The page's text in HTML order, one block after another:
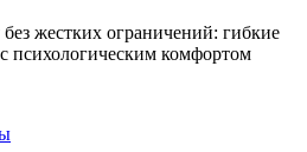
жестких ограничений: гибкие
психологическим комфортом